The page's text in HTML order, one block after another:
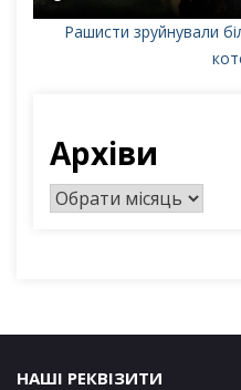
Рашисти зруйнували
Архіви
А
НАШІ РЕКВІЗИТИ